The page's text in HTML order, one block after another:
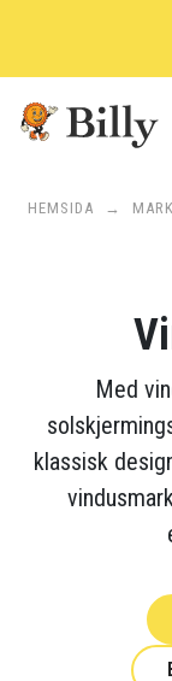
HEMSIDA →
Med
klassisk